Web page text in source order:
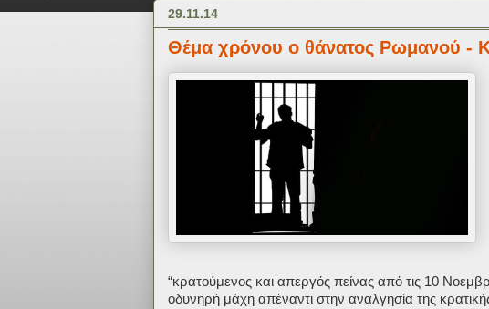
29.11.14
Θέμα χρόνου ο θάνατος Ρωμανού -
“κρατούμενος και απεργός πείνας από τις 10
οδυνηρή μάχη απέναντι στην αναλγησία της